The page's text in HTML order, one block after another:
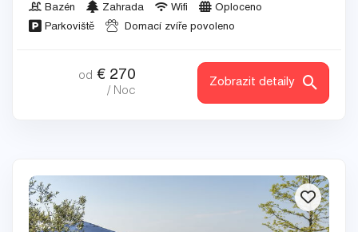
Bazén Zahrada Wifi
Oploceno
Parkoviště
Domací zvíře povoleno
od € 270
/ Noc
Zobrazit detaily